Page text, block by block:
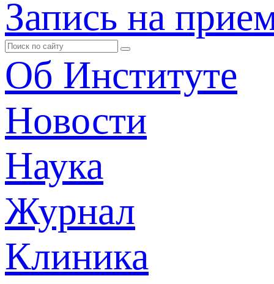
Запись на
Об Институте
Новости
Наука
Журнал
Клиника